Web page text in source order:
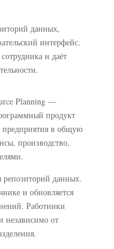
данных,
интерфейс.
и даёт
Planning —
продукт
предприятия в общую
производство,
репозиторий данных.
и обновляется
Работники
независимо от